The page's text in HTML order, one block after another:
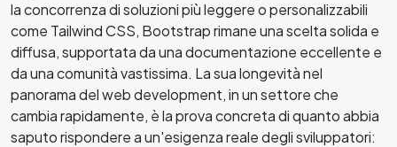
la concorrenza di soluzioni più leggere o personalizzabili
come Tailwind CSS, Bootstrap rimane una scelta solida e
diffusa, supportata da una documentazione eccellente e
da una comunità vastissima. La sua longevità nel
panorama del web development, in un settore che
cambia rapidamente, è la prova concreta di quanto abbia
saputo rispondere a un'esigenza reale degli sviluppatori: